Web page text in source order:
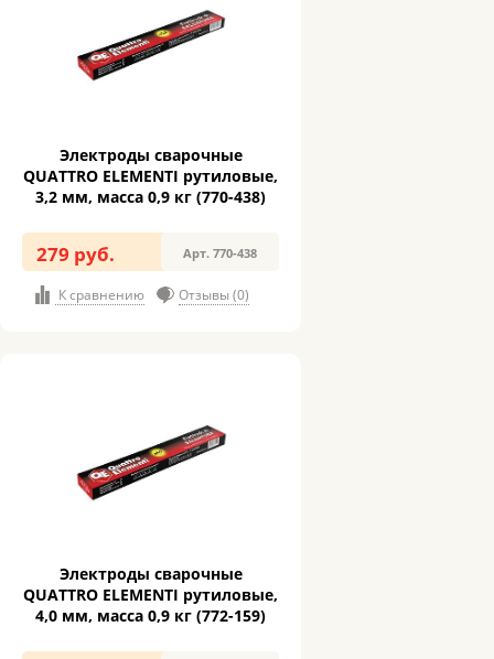
Электроды сварочные
QUATTRO ELEMENTI рутиловые,
3,2 мм, масса 0,9 кг (770-438)
279 руб. Арт. 770-438
К сравнению Отзывы (0)
Электроды сварочные
QUATTRO ELEMENTI рутиловые,
4,0 мм, масса 0,9 кг (772-159)